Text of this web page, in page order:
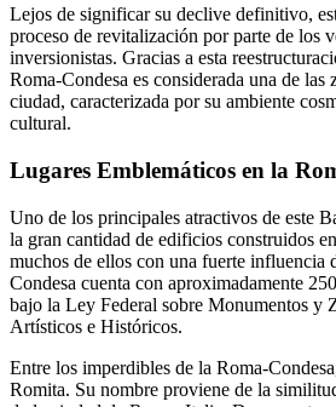
Lejos de significar su declive definitivo,
proceso de revitalización por parte de los
inversionistas. Gracias a esta
Roma-Condesa es considerada una de las
ciudad, caracterizada por su ambiente
cultural.
Lugares Emblemáticos en la
Uno de los principales atractivos de este
la gran cantidad de edificios construidos
muchos de ellos con una fuerte influencia
Condesa cuenta con aproximadamente
bajo la Ley Federal sobre Monumentos y
Artísticos e Históricos.
Entre los imperdibles de la Roma-
Romita. Su nombre proviene de la